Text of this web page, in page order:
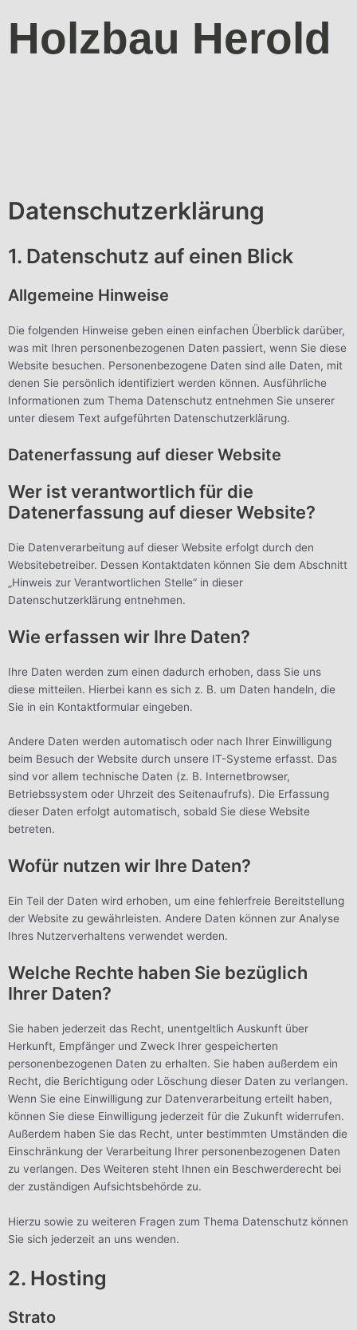
Inhalt
springen
Holzbau Herold
Datenschutz­erklärung
1. Datenschutz auf einen Blick
Allgemeine Hinweise
Die folgenden Hinweise geben einen einfachen Überblick darüber,
was mit Ihren personenbezogenen Daten passiert, wenn Sie diese
Website besuchen. Personenbezogene Daten sind alle Daten, mit
denen Sie persönlich identifiziert werden können. Ausführliche
Informationen zum Thema Datenschutz entnehmen Sie unserer
unter diesem Text aufgeführten Datenschutzerklärung.
Datenerfassung auf dieser Website
Wer ist verantwortlich für die
Datenerfassung auf dieser Website?
Die Datenverarbeitung auf dieser Website erfolgt durch den
Websitebetreiber. Dessen Kontaktdaten können Sie dem Abschnitt
„Hinweis zur Verantwortlichen Stelle“ in dieser
Datenschutzerklärung entnehmen.
Wie erfassen wir Ihre Daten?
Ihre Daten werden zum einen dadurch erhoben, dass Sie uns
diese mitteilen. Hierbei kann es sich z. B. um Daten handeln, die
Sie in ein Kontaktformular eingeben.
Andere Daten werden automatisch oder nach Ihrer Einwilligung
beim Besuch der Website durch unsere IT-Systeme erfasst. Das
sind vor allem technische Daten (z. B. Internetbrowser,
Betriebssystem oder Uhrzeit des Seitenaufrufs). Die Erfassung
dieser Daten erfolgt automatisch, sobald Sie diese Website
betreten.
Wofür nutzen wir Ihre Daten?
Ein Teil der Daten wird erhoben, um eine fehlerfreie Bereitstellung
der Website zu gewährleisten. Andere Daten können zur Analyse
Ihres Nutzerverhaltens verwendet werden.
Welche Rechte haben Sie bezüglich
Ihrer Daten?
Sie haben jederzeit das Recht, unentgeltlich Auskunft über
Herkunft, Empfänger und Zweck Ihrer gespeicherten
personenbezogenen Daten zu erhalten. Sie haben außerdem ein
Recht, die Berichtigung oder Löschung dieser Daten zu verlangen.
Wenn Sie eine Einwilligung zur Datenverarbeitung erteilt haben,
können Sie diese Einwilligung jederzeit für die Zukunft widerrufen.
Außerdem haben Sie das Recht, unter bestimmten Umständen die
Einschränkung der Verarbeitung Ihrer personenbezogenen Daten
zu verlangen. Des Weiteren steht Ihnen ein Beschwerderecht bei
der zuständigen Aufsichtsbehörde zu.
Hierzu sowie zu weiteren Fragen zum Thema Datenschutz können
Sie sich jederzeit an uns wenden.
2. Hosting
Strato